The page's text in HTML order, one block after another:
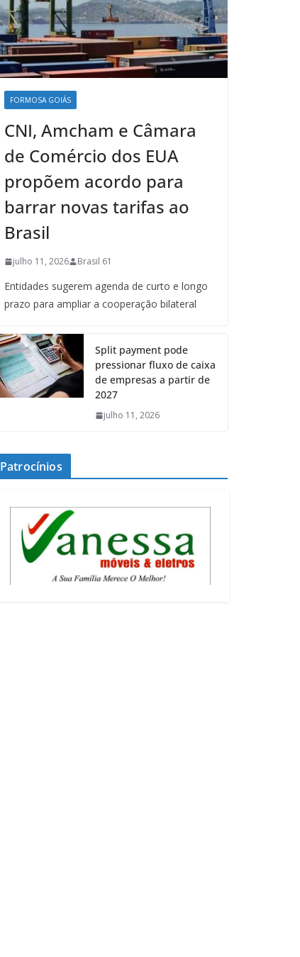
FORMOSA GOIÁS
CNI, Amcham e Câmara
de Comércio dos EUA
propõem acordo para
barrar novas tarifas ao
Brasil
julho 11, 2026 Brasil 61
Entidades sugerem agenda de curto e longo
prazo para ampliar a cooperação bilateral
Split payment pode
pressionar fluxo de caixa
de empresas a partir de
2027
julho 11, 2026
Patrocínios